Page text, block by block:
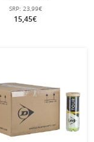
SRP: 23,99€
15,45€